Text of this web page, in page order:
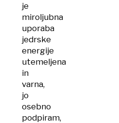
je
miroljubna
uporaba
jedrske
energije
utemeljena
in
varna,
jo
osebno
podpiram,